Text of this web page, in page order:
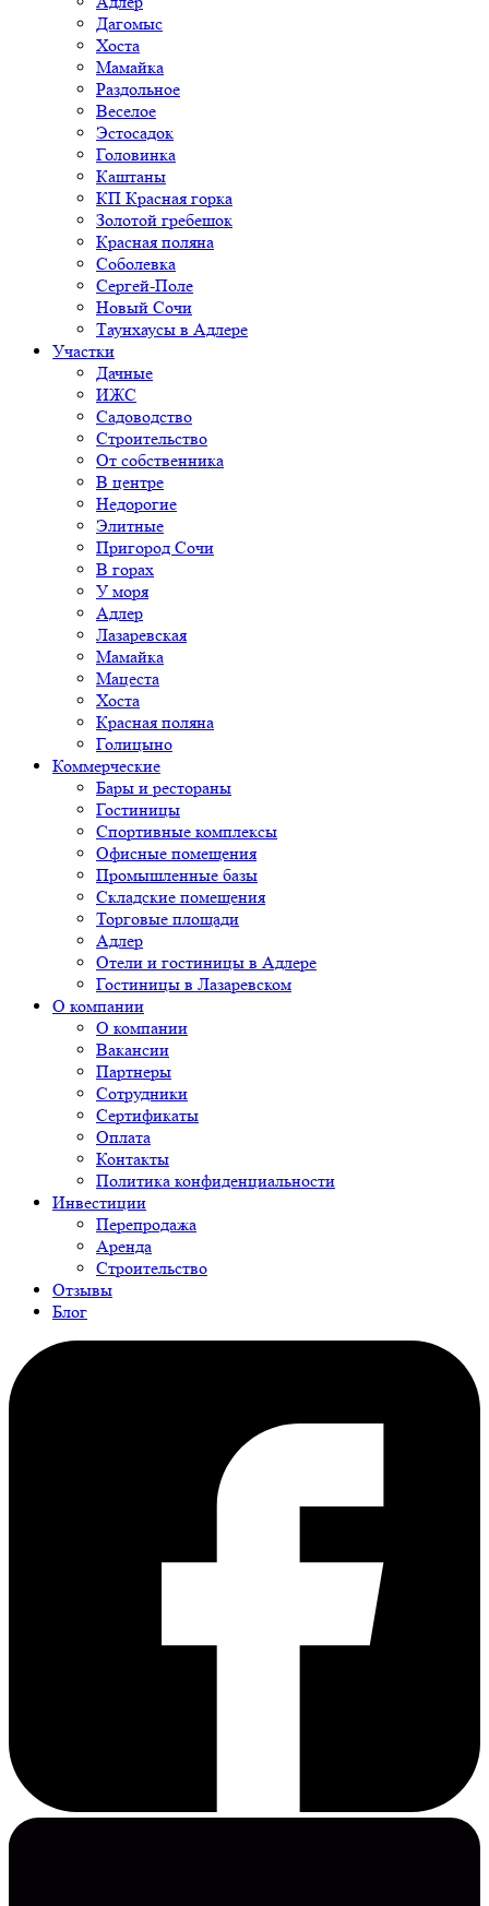
Дагомыс
Хоста
Мамайка
Раздольное
Веселое
Эстосадок
Головинка
Каштаны
КП Красная горка
Золотой гребешок
Красная поляна
Соболевка
Сергей-Поле
Новый Сочи
Таунхаусы в Адлере
Участки
Дачные
ИЖС
Садоводство
Строительство
От собственника
В центре
Недорогие
Элитные
Пригород Сочи
В горах
У моря
Адлер
Лазаревская
Мамайка
Мацеста
Хоста
Красная поляна
Голицыно
Коммерческие
Бары и рестораны
Гостиницы
Спортивные комплексы
Офисные помещения
Промышленные базы
Складские помещения
Торговые площади
Адлер
Отели и гостиницы в Адлере
Гостиницы в Лазаревском
О компании
О компании
Вакансии
Партнеры
Сотрудники
Сертификаты
Оплата
Контакты
Политика конфиденциальности
Инвестиции
Перепродажа
Аренда
Строительство
Отзывы
Блог